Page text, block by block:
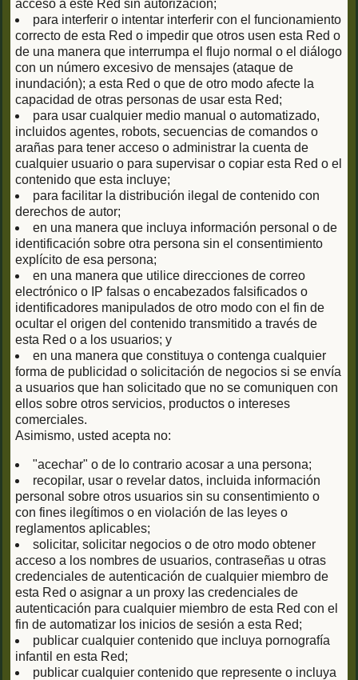
acceso a este Red sin autorización;
para interferir o intentar interferir con el funcionamiento
correcto de esta Red o impedir que otros usen esta Red o
de una manera que interrumpa el flujo normal o el diálogo
con un número excesivo de mensajes (ataque de
inundación); a esta Red o que de otro modo afecte la
capacidad de otras personas de usar esta Red;
para usar cualquier medio manual o automatizado,
incluidos agentes, robots, secuencias de comandos o
arañas para tener acceso o administrar la cuenta de
cualquier usuario o para supervisar o copiar esta Red o el
contenido que esta incluye;
para facilitar la distribución ilegal de contenido con
derechos de autor;
en una manera que incluya información personal o de
identificación sobre otra persona sin el consentimiento
explícito de esa persona;
en una manera que utilice direcciones de correo
electrónico o IP falsas o encabezados falsificados o
identificadores manipulados de otro modo con el fin de
ocultar el origen del contenido transmitido a través de
esta Red o a los usuarios; y
en una manera que constituya o contenga cualquier
forma de publicidad o solicitación de negocios si se envía
a usuarios que han solicitado que no se comuniquen con
ellos sobre otros servicios, productos o intereses
comerciales.
Asimismo, usted acepta no:
"acechar" o de lo contrario acosar a una persona;
recopilar, usar o revelar datos, incluida información
personal sobre otros usuarios sin su consentimiento o
con fines ilegítimos o en violación de las leyes o
reglamentos aplicables;
solicitar, solicitar negocios o de otro modo obtener
acceso a los nombres de usuarios, contraseñas u otras
credenciales de autenticación de cualquier miembro de
esta Red o asignar a un proxy las credenciales de
autenticación para cualquier miembro de esta Red con el
fin de automatizar los inicios de sesión a esta Red;
publicar cualquier contenido que incluya pornografía
infantil en esta Red;
publicar cualquier contenido que represente o incluya